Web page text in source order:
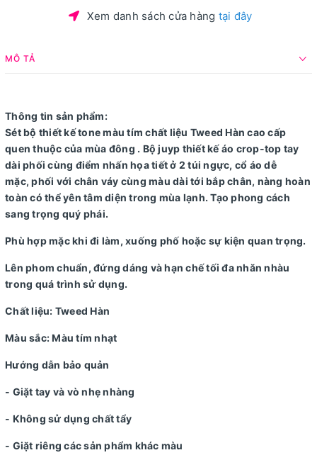
Xem danh sách cửa hàng tại đây
MÔ TẢ
Thông tin sản phẩm:
Sét bộ thiết kế tone màu tím chất liệu Tweed Hàn cao cấp
quen thuộc của mùa đông . Bộ juyp thiết kế áo crop-top tay
dài phối cùng điểm nhấn họa tiết ở 2 túi ngực, cổ áo dễ
mặc, phối với chân váy cùng màu dài tới bắp chân, nàng hoàn
toàn có thể yên tâm diện trong mùa lạnh. Tạo phong cách
sang trọng quý phái.
Phù hợp mặc khi đi làm, xuống phố hoặc sự kiện quan trọng.
Lên phom chuẩn, đứng dáng và hạn chế tối đa nhăn nhàu
trong quá trình sử dụng.
Chất liệu: Tweed Hàn
Màu sắc: Màu tím nhạt
Hướng dẫn bảo quản
- Giặt tay và vò nhẹ nhàng
- Không sử dụng chất tẩy
- Giặt riêng các sản phẩm khác màu